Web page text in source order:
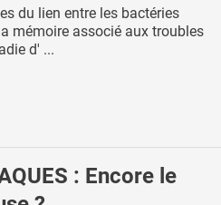
du lien entre les bactéries
mémoire associé aux troubles
d' ...
: Encore le